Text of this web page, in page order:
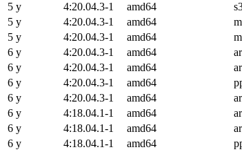
5 y
4:20.04.3-1 amd64
5 y
4:20.04.3-1 amd64
5 y
4:20.04.3-1 amd64
6 y
4:20.04.3-1 amd64
6 y
4:20.04.3-1 amd64
6 y
4:20.04.3-1 amd64
6 y
4:20.04.3-1 amd64
6 y
4:18.04.1-1 amd64
6 y
4:18.04.1-1 amd64
6 y
4:18.04.1-1 amd64